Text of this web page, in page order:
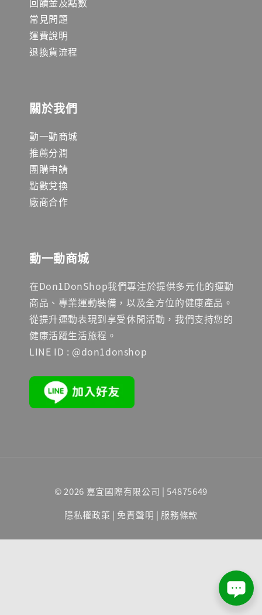
常見問題
運費說明
退換貨流程
關於我們
動一動商城
推薦分潤
團購申請
點數兌換
廠商合作
動一動商城
在Don1DonShop我們專注於提供多元化的運動
商品、專業運動裝備，以及全方位的健康產品。
從提升運動表現到享受休閒活動，我們支持您的
健康活躍生活旅程。
LINE ID : @don1donshop
© 2026 嘉宜國際有限公司 | 54875649
隱私權政策 | 免責聲明 | 服務條款